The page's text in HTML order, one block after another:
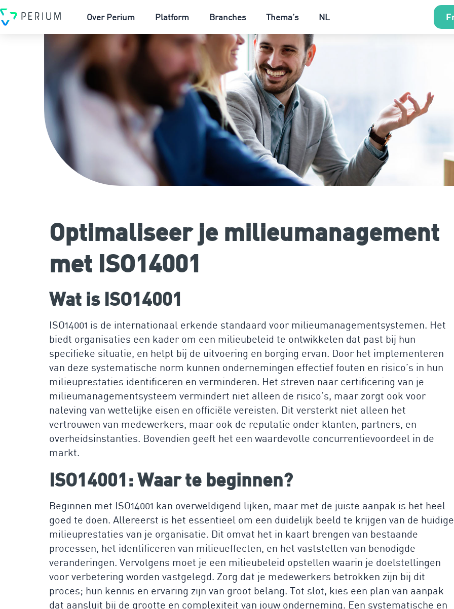
Over Perium Platform Branches Thema’s NL
Optimaliseer je milieumanagement
met ISO14001
Wat is ISO14001
ISO14001 is de internationaal erkende standaard voor milieumanagementsystemen. Het
biedt organisaties een kader om een milieubeleid te ontwikkelen dat past bij hun
specifieke situatie, en helpt bij de uitvoering en borging ervan. Door het implementeren
van deze systematische norm kunnen ondernemingen effectief fouten en risico’s in hun
milieuprestaties identificeren en verminderen. Het streven naar certificering van je
milieumanagementsysteem vermindert niet alleen de risico’s, maar zorgt ook voor
naleving van wettelijke eisen en officiële vereisten. Dit versterkt niet alleen het
vertrouwen van medewerkers, maar ook de reputatie onder klanten, partners, en
overheidsinstanties. Bovendien geeft het een waardevolle concurrentievoordeel in de
markt.
ISO14001: Waar te beginnen?
Beginnen met ISO14001 kan overweldigend lijken, maar met de juiste aanpak is het heel
goed te doen. Allereerst is het essentieel om een duidelijk beeld te krijgen van de huidige
milieuprestaties van je organisatie. Dit omvat het in kaart brengen van bestaande
processen, het identificeren van milieueffecten, en het vaststellen van benodigde
veranderingen. Vervolgens moet je een milieubeleid opstellen waarin je doelstellingen
voor verbetering worden vastgelegd. Zorg dat je medewerkers betrokken zijn bij dit
proces; hun kennis en ervaring zijn van groot belang. Tot slot, kies een plan van aanpak
dat aansluit bij de grootte en complexiteit van jouw onderneming. Een systematische en